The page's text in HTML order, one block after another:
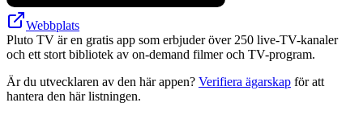
Webbplats
Pluto TV är en gratis app som erbjuder över 250 live-TV-kanaler
och ett stort bibliotek av on-demand filmer och TV-program.
Är du utvecklaren av den här appen? Verifiera ägarskap för att
hantera den här listningen.